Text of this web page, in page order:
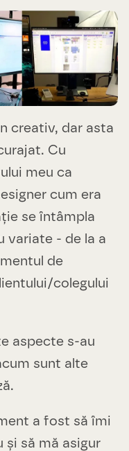
creativ, dar asta
Cu
meu ca
cum era
se întâmpla
variate - de la a
de
colegului
aspecte s-au
sunt alte
a fost să îmi
și să mă asigur